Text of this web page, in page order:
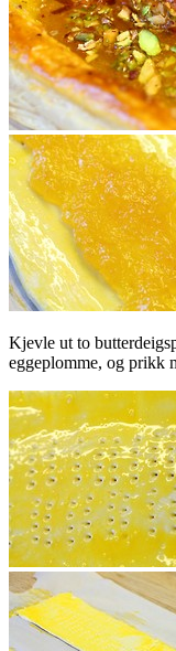
Kjevle ut to
eggeplomme, og prikk